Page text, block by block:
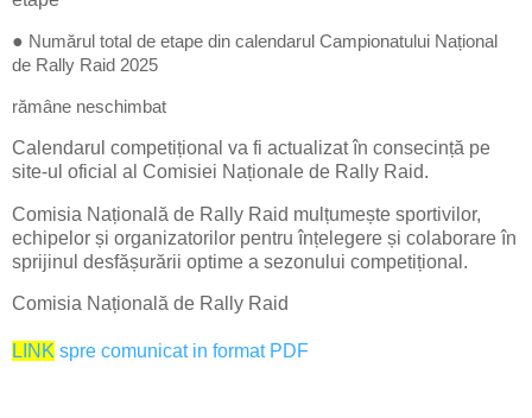
● Numărul total de etape din calendarul Campionatului Național
de Rally Raid 2025
rămâne neschimbat
Calendarul competițional va fi actualizat în consecință pe
site-ul oficial al Comisiei Naționale de Rally Raid.
Comisia Națională de Rally Raid mulțumește sportivilor,
echipelor și organizatorilor pentru înțelegere și colaborare în
sprijinul desfășurării optime a sezonului competițional.
Comisia Națională de Rally Raid
LINK spre comunicat in format PDF